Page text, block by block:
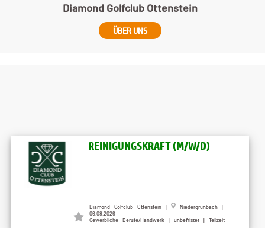
Diamond Golfclub Ottenstein
ÜBER UNS
REINIGUNGSKRAFT (M/W/D)
Diamond Golfclub Ottenstein |
Niedergrünbach |
06.08.2026
Gewerbliche Berufe/Handwerk | unbefristet | Teilzeit